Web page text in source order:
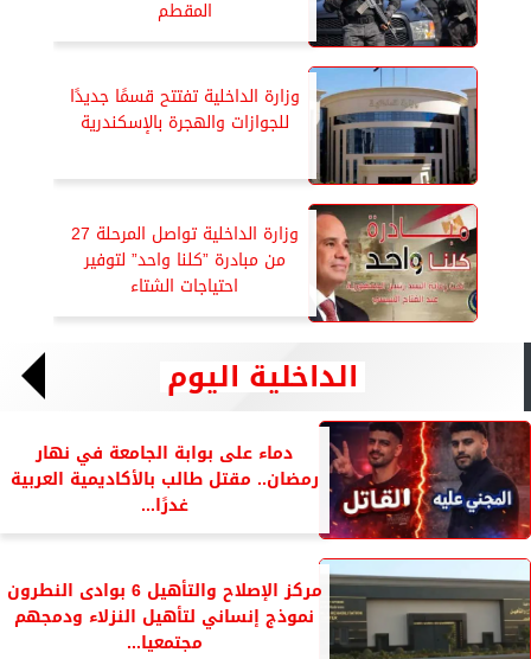
المقطم
وزارة الداخلية تفتتح قسمًا جديدًا
للجوازات والهجرة بالإسكندرية
وزارة الداخلية تواصل المرحلة 27
من مبادرة ”كلنا واحد” لتوفير
احتياجات الشتاء
الداخلية اليوم
دماء على بوابة الجامعة في نهار
رمضان.. مقتل طالب بالأكاديمية العربية
غدرًا...
مركز الإصلاح والتأهيل 6 بوادى النطرون
نموذج إنساني لتأهيل النزلاء ودمجهم
مجتمعيا...